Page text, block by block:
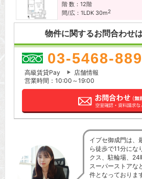
階 数：12階
間/広：1LDK 30m2
物件に関するお問合わせ
03-5468-
高級賃貸Pay
店舗情報
営業時間：10:00～19:00
イプセ御成門は、
ら徒歩で11分にな
クス、駐輪場、
スーパーストアな
件となっておりま